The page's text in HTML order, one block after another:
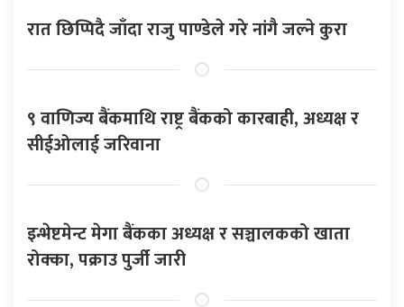
रात छिप्पिदै जाँदा राजु पाण्डेले गरे नांगै जल्ने कुरा
९ वाणिज्य बैंकमाथि राष्ट्र बैंकको कारबाही, अध्यक्ष र
सीईओलाई जरिवाना
इन्भेष्टमेन्ट मेगा बैंकका अध्यक्ष र सञ्चालकको खाता
रोक्का, पक्राउ पुर्जी जारी